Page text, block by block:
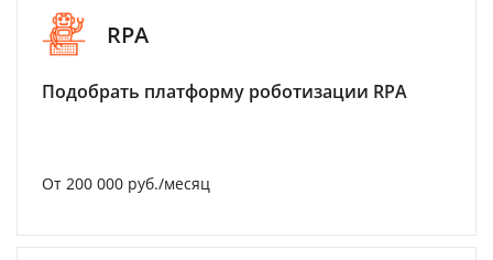
RPA
Подобрать платформу роботизации RPA
От 200 000 руб./месяц